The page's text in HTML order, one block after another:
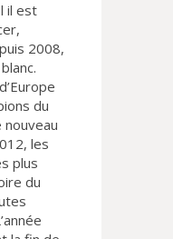
il est
2008,
du
les
plus
du